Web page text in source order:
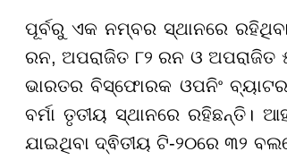
ପୂର୍ବରୁ ଏକ ନମ୍ବର ସ୍ଥାନରେ
ରନ, ଅପରାଜିତ ୮୨ ରନ ଓ ଅପରାଜିତ
ଭାରତର ବିସ୍ଫୋରକ ଓପନିଂ
ବର୍ମା ତୃତୀୟ ସ୍ଥାନରେ ରହିଛନ୍ତି।
ଯାଇଥିବା ଦ୍ଵିତୀୟ ଟି-୨୦ରେ ୩୨